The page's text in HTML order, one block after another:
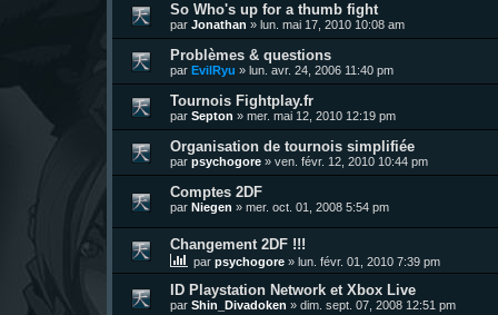
So Who's up for a thumb fight
par Jonathan » lun. mai 17, 2010 10:08 am
Problèmes & questions
par EvilRyu » lun. avr. 24, 2006 11:40 pm
Tournois Fightplay.fr
par Septon » mer. mai 12, 2010 12:19 pm
Organisation de tournois simplifiée
par psychogore » ven. févr. 12, 2010 10:44 pm
Comptes 2DF
par Niegen » mer. oct. 01, 2008 5:54 pm
Changement 2DF !!!
par psychogore » lun. févr. 01, 2010 7:39 pm
ID Playstation Network et Xbox Live
par Shin_Divadoken » dim. sept. 07, 2008 12:51 pm